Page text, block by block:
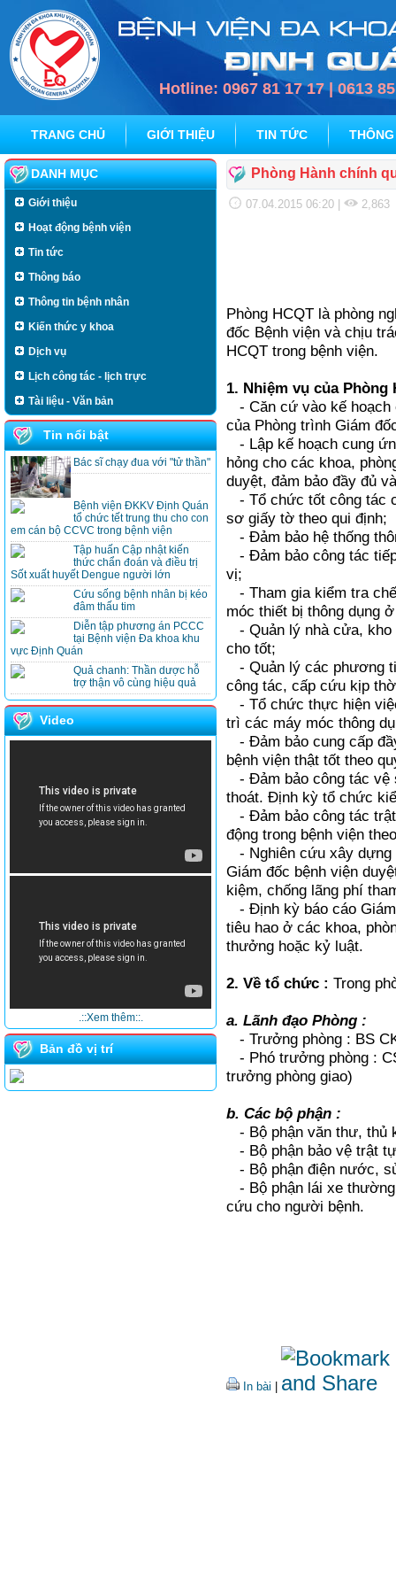
Hotline: 0967 81 17 17 | 0613
TRANG CHỦ GIỚI THIỆU TIN TỨC
DANH MỤC
Giới thiệu
Hoạt động bệnh viện
Tin tức
Thông báo
Thông tin bệnh nhân
Kiến thức y khoa
Dịch vụ
Lịch công tác - lịch trực
Tài liệu - Văn bản
Tin nổi bật
Bác sĩ chạy đua với "tử thần"
Bệnh viện ĐKKV Định Quán
tổ chức tết trung thu cho con
em cán bộ CCVC trong bệnh viện
Tập huấn Cập nhật kiến
thức chẩn đoán và điều trị
Sốt xuất huyết Dengue người lớn
Cứu sống bệnh nhân bị kéo
đâm thấu tim
Diễn tập phương án PCCC
tại Bệnh viện Đa khoa khu
vực Định Quán
Quả chanh: Thần dược hỗ
trợ thận vô cùng hiệu quả
Video
.::Xem thêm::.
Bản đồ vị trí
Phòng Hành chính
07.04.2015 06:20 2,863
Phòng HCQT là phòng
đốc Bệnh viện và chịu
HCQT trong bệnh viện.
1. Nhiệm vụ của Phòng
- Căn cứ vào kế hoạch
của Phòng trình Giám
- Lập kế hoạch cung
hỏng cho các khoa,
duyệt, đảm bảo đầy đủ
- Tổ chức tốt công tác
sơ giấy tờ theo qui định;
- Đảm bảo hệ thống
- Đảm bảo công tác
vị;
- Tham gia kiểm tra
móc thiết bị thông dụng
- Quản l‎ý nhà cửa, kho
cho tốt;
- Quản lý các phương
công tác, cấp cứu kịp
- Tổ chức thực hiện
trì các máy móc thông
- Đảm bảo cung cấp
bệnh viện thật tốt theo
- Đảm bảo công tác vệ
thoát. Định kỳ tổ chức
- Đảm bảo công tác
động trong bệnh viện
- Nghiên cứu xây dựng
Giám đốc bệnh viện
kiệm, chống lãng phí
- Định kỳ báo cáo
tiêu hao ở các khoa,
thưởng hoặc kỷ luật.
2. Về tổ chức : Trong
a. Lãnh đạo Phòng :
- Trưởng phòng : BS
- Phó trưởng phòng :
trưởng phòng giao)
b. Các bộ phận :
- Bộ phận văn thư, thủ
- Bộ phận bảo vệ trật
- Bộ phận điện nước,
- Bộ phận lái xe
cứu cho người bệnh.
In bài